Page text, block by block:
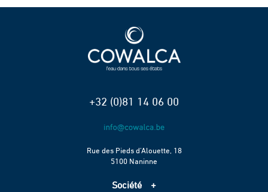
+32 (0)81 14 06 00
Rue des Pieds d’Alouette, 18
5100 Naninne
Société